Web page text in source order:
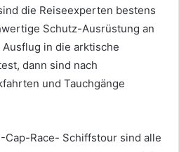
die Reiseexperten bestens
Schutz-Ausrüstung an
in die arktische
dann sind nach
und Tauchgänge
Cap-Race- Schiffstour sind alle